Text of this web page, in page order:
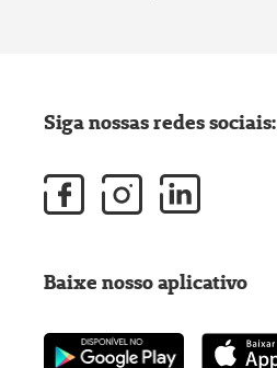
Siga nossas redes sociais:
Baixe nosso aplicativo